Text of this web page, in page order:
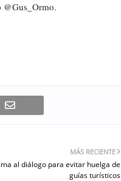
@Gus_Ormo.
MÁS RECIENTE
al diálogo para evitar huelga de
guías turísticos